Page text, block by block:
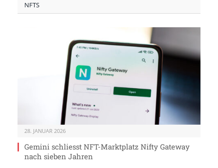
NFTS
28. JANUAR 2026
Gemini schliesst NFT-Marktplatz Nifty Gateway
nach sieben Jahren